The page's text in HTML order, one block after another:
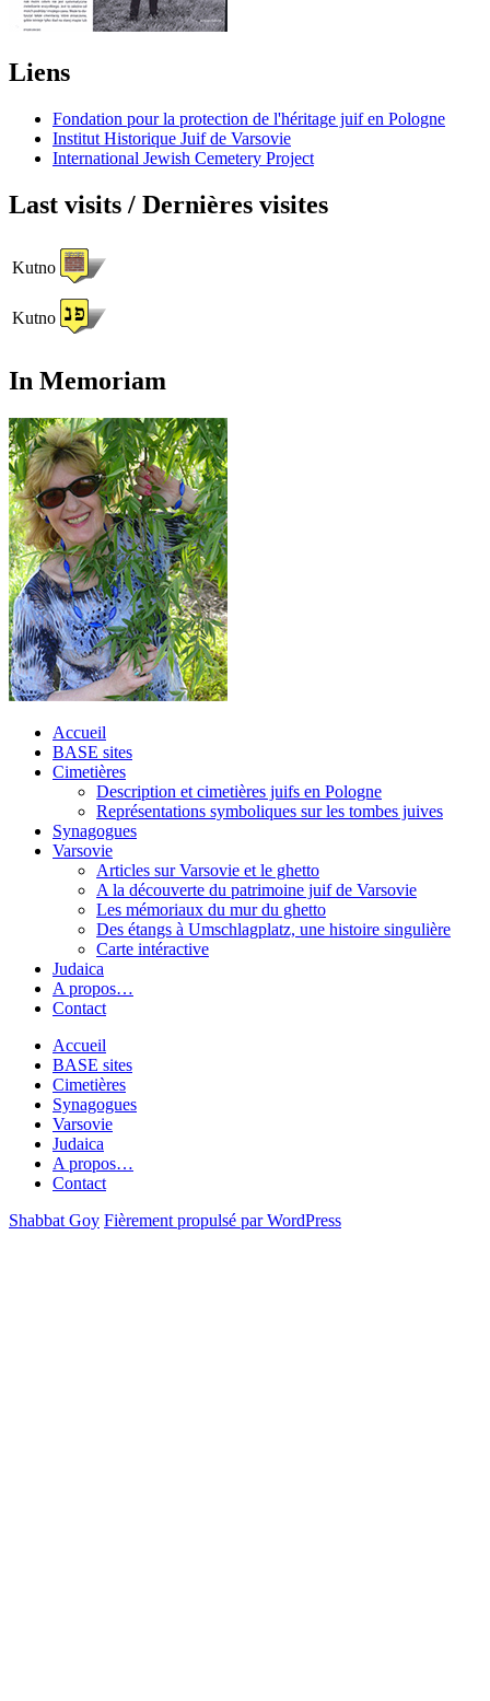
Liens
Fondation pour la protection de l'héritage juif en Pologne
Institut Historique Juif de Varsovie
International Jewish Cemetery Project
Last visits / Dernières visites
Kutno
Kutno
In Memoriam
Accueil
BASE sites
Cimetières
Description et cimetières juifs en Pologne
Représentations symboliques sur les tombes juives
Synagogues
Varsovie
Articles sur Varsovie et le ghetto
A la découverte du patrimoine juif de Varsovie
Les mémoriaux du mur du ghetto
Des étangs à Umschlagplatz, une histoire singulière
Carte intéractive
Judaica
A propos…
Contact
Accueil
BASE sites
Cimetières
Synagogues
Varsovie
Judaica
A propos…
Contact
Shabbat Goy Fièrement propulsé par WordPress